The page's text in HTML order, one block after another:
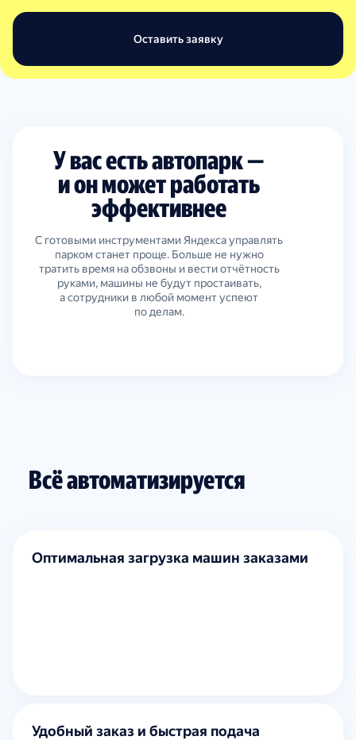
Оставить заявку
У вас есть автопарк —
и он может работать
эффективнее
С готовыми инструментами Яндекса управлять
парком станет проще. Больше не нужно
тратить время на обзвоны и вести отчётность
руками, машины не будут простаивать,
а сотрудники в любой момент успеют
по делам.
Всё автоматизируется
Оптимальная загрузка машин заказами
Удобный заказ и быстрая подача